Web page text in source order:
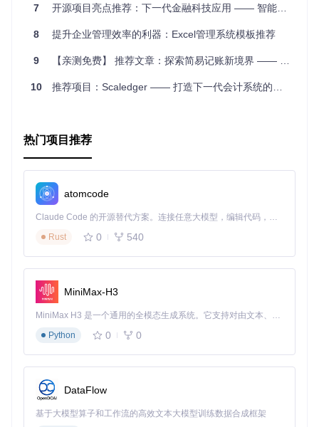
7 开源项目亮点推荐：下一代金融科技应用 —— 智能银行平台
8 提升企业管理效率的利器：Excel管理系统模板推荐
9 【亲测免费】 推荐文章：探索简易记账新境界 —— 开源简约记账小程序深度剖析
10 推荐项目：Scaledger —— 打造下一代会计系统的技术先锋
热门项目推荐
atomcode
Claude Code 的开源替代方案。连接任意大模型，编辑代码，运行命令，自动验证 — 全自动执行。用 Rust 构建，极致性能。 ｜ An open-source alternative to Claude Code. Connect any LLM, edit code, run commands, and verify changes — autonomously. Built in Rust for speed. Get Started
Rust
0 540
MiniMax-H3
MiniMax H3 是一个通用的全模态生成系统。它支持对由文本、图像、视频和音频组成的多模态上下文进行统一理解，并能生成分辨率高达 2K、时长可达 15 秒的带原生立体声音频的视频。得益于面向任务泛化的系统设计，H3 在预训练阶段就已具备广泛的多模态上下文理解与生成能力，能够出色地执行复杂的多模态指令。
Python
0 0
DataFlow
基于大模型算子和工作流的高效文本大模型训练数据合成框架